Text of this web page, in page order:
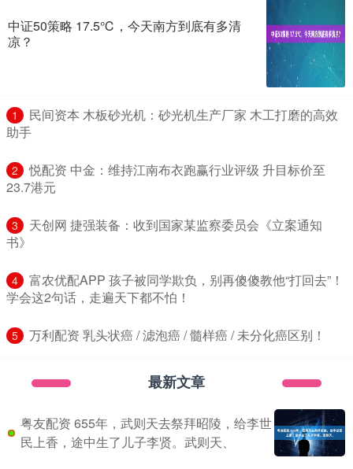
中证50策略 17.5℃，今天南方到底有多清
凉？
1
​民间资本 木板砂光机：砂光机生产厂家 木工打磨的高效
助手
2
​悦配资 中金：维持江南布衣跑赢行业评级 升目标价至
23.7港元
3
​天创网 捷强装备：收到国家某监察委员会《立案通知
书》
4
​富农优配APP 孩子被同学欺负，别再傻傻教他“打回去”！
学会这2句话，走遍天下都不怕！
5 ​万利配资 乳头状癌 / 滤泡癌 / 髓样癌 / 未分化癌区别！
最新文章
粤友配资 655年，武则天去祭拜昭陵，给李世
民上香，途中生了儿子李贤。武则天、